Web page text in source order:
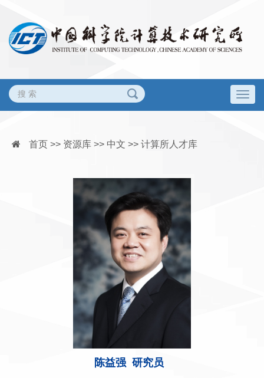
首页 >> 资源库 >> 中文 >> 计算所人才库
陈益强 研究员